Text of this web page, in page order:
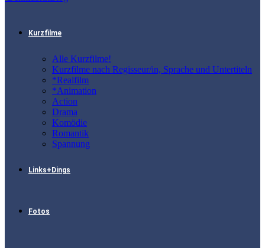
Kurzfilme
Alle Kurzfilme!
Kurzfilme nach Regisseur/in, Sprache und Untertiteln
*Realfilm
*Animation
Action
Drama
Komödie
Romantik
Spannung
Links+Dings
Fotos